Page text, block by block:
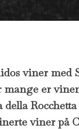
viner med
mange er
viner på